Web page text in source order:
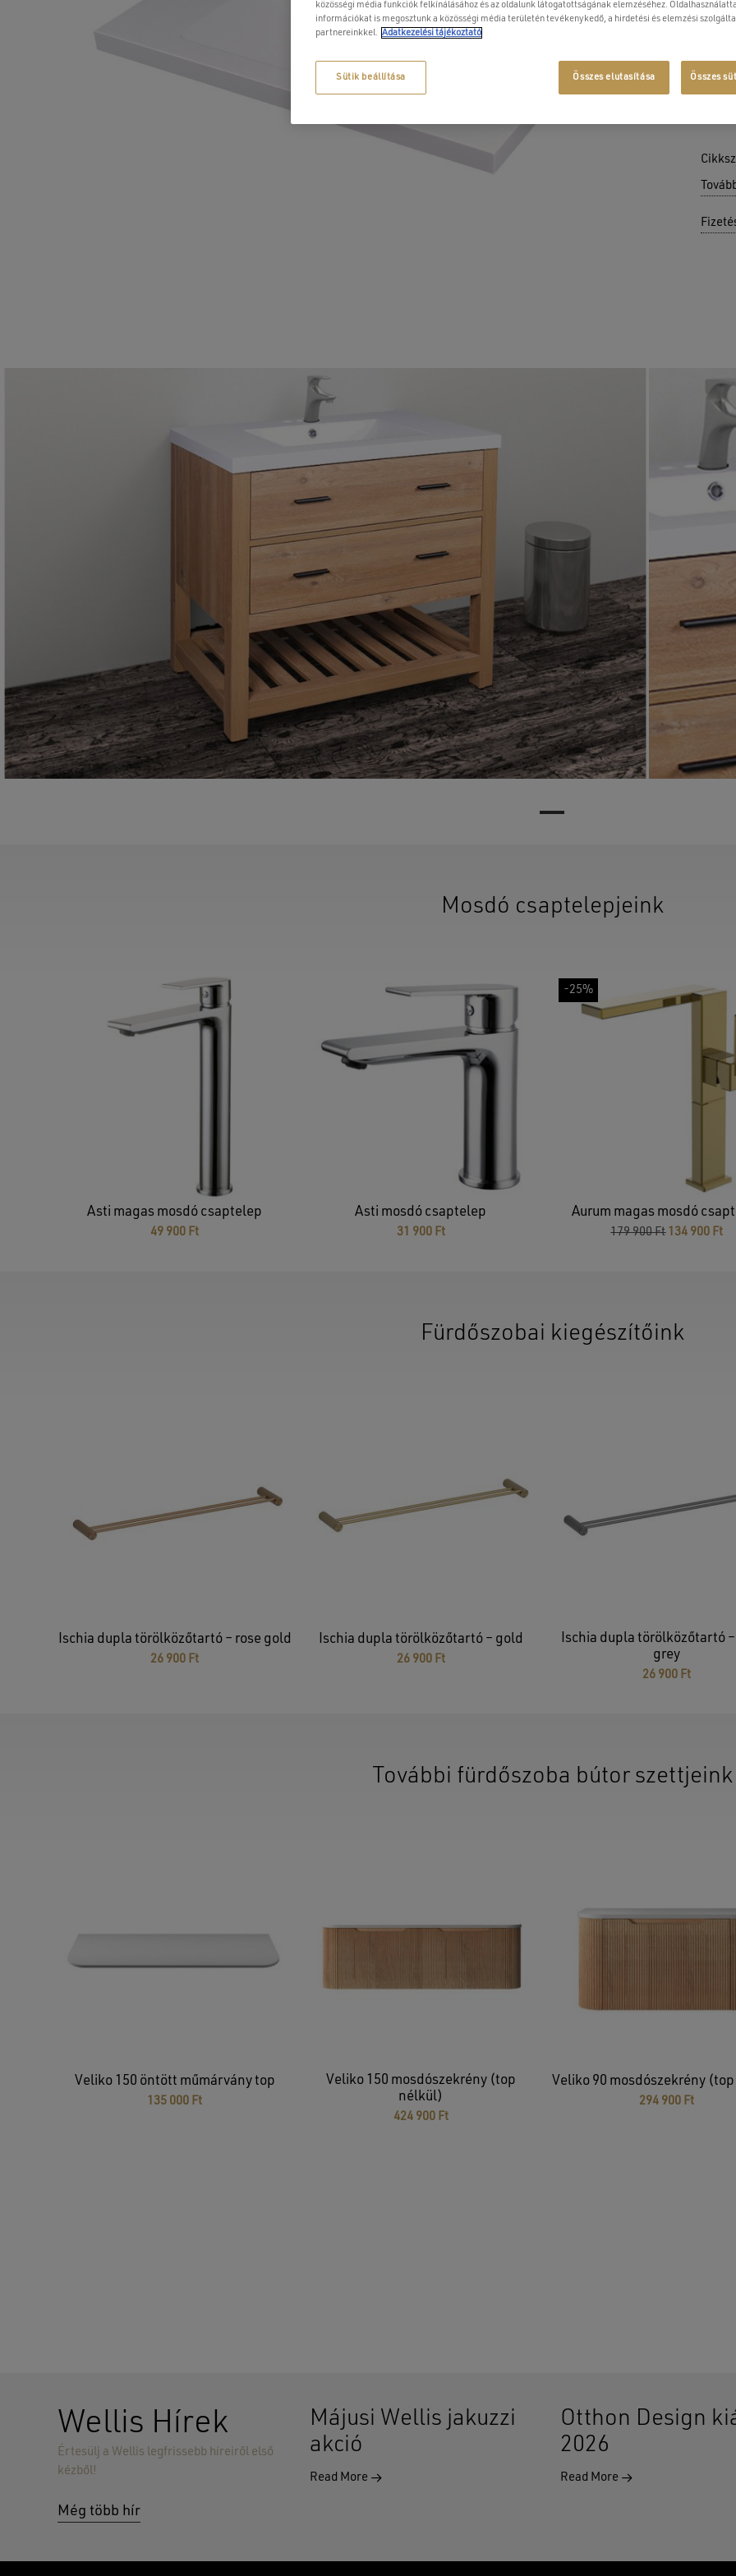
Mosdó csaptelepjeink
Asti magas mosdó csaptelep
49 900 Ft
Asti mosdó csaptelep
31 900 Ft
-25%
Aurum magas mosdó
179 900Ft Original
134 900 Ft
Fürdőszobai kiegészítőink
Ischia dupla törölközőtartó – rose gold
26 900 Ft
Ischia dupla törölközőtartó – gold
26 900 Ft
Ischia dupla törölközőtartó
grey
26 900 Ft
További fürdőszoba bútor szettjeink
Veliko 150 öntött műmárvány top
135 000 Ft
Veliko 150 mosdószekrény (top
nélkül)
424 900 Ft
Veliko 90 mosdószekrény
294 900 Ft
Wellis Hírek
Értesülj a Wellis legfrissebb híreiről első
kézből!
Még több hír
Májusi Wellis jakuzzi
akció
Read More
Otthon Design
2026
Read More
közösségi média funkciók felkínálásához és az oldalunk látogatottságának elemzéséhez.
információkat is megosztunk a közösségi média területén tevékenykedő, a hirdetési és elemzési
partnereinkkel. Adatkezelési tájékoztató
Összes elutasítása Összes
Sütik beállítása